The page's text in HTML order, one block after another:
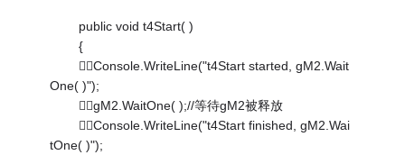
public void t4Start( )
{
Console.WriteLine("t4Start started, gM2.Wait
One( )");
gM2.WaitOne( );//等待gM2被释放
Console.WriteLine("t4Start finished, gM2.Wai
tOne( )");